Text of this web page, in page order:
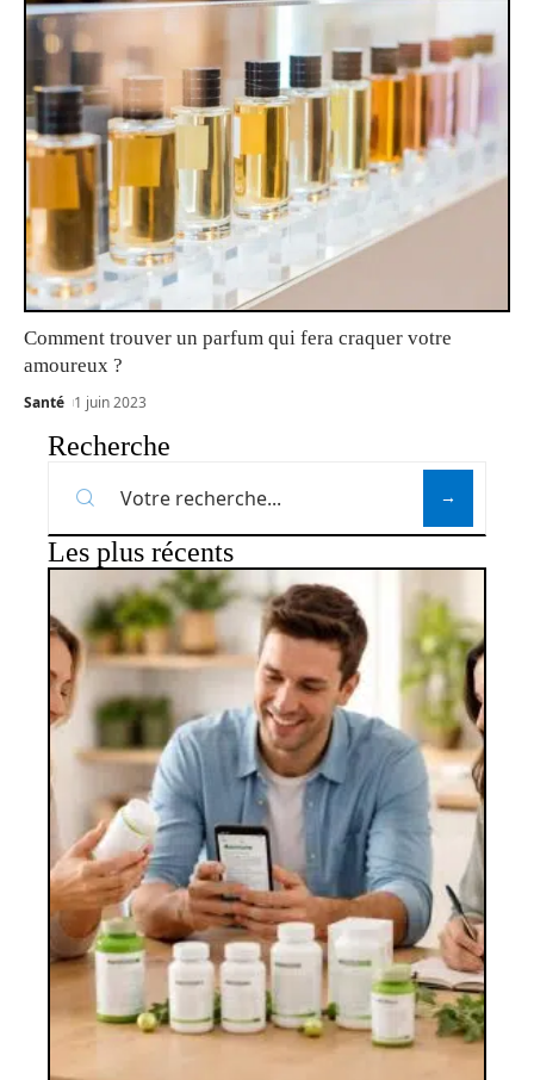
Comment trouver un parfum qui fera craquer votre
amoureux ?
Santé 1 juin 2023
Recherche
Les plus récents